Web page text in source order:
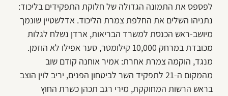
לפספס את התמונה הגדולה של חלוקת התפקידים בליכוד:
נתניהו השלים את החלפת צמרת הליכוד. אדלשטיין שונמך
מיושב-ראש הכנסת למשרד הבריאות, ארדן נשלח לגלות
מכובדת במרחק 10,000 קילומטר, סער אפילו לא הוזמן.
מנגד, הוקמה צמרת אחרת: אמיר אוחנה קודם שוב
מהמקום ה-21 לתפקיד השר לביטחון הפנים, יריב לוין הוצב
בראש הרשות המחוקקת, מירי רגב תכהן כשרת החוץ